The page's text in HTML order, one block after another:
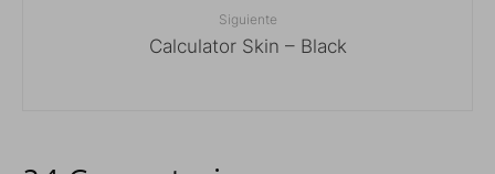
Siguiente
Calculator Skin – Black